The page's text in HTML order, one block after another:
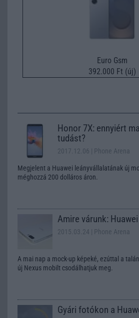
Euro Gsm
392.000 Ft (új)
Honor 7X: ennyiért
tudást?
2017.12.06 | Phone Arena
Megjelent a Huawei leányvállalatának új
méghozzá 200 dolláros áron.
Amire várunk:
2015.03.24 | Phone Arena
A mai nap a mock-up képeké, ezúttal a
új Nexus mobilt csodálhatjuk meg.
Gyári fotókon a